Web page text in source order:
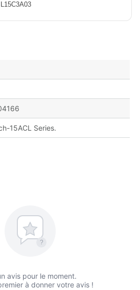
15ACL Series.
?
avis pour le moment.
à donner votre avis !